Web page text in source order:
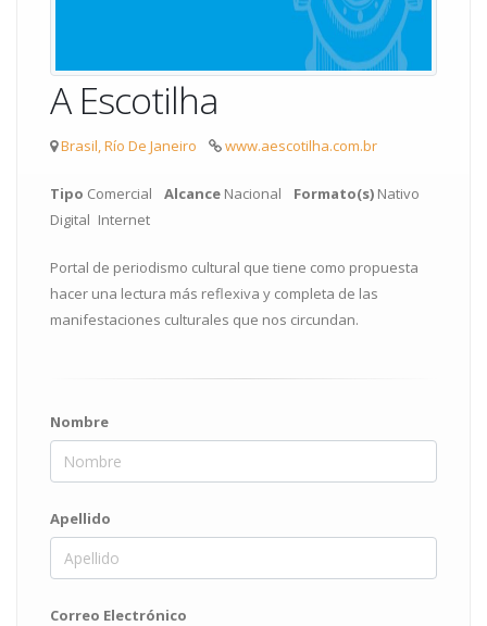
A Escotilha
Brasil, Río De Janeiro www.aescotilha.com.br
Tipo Comercial Alcance Nacional Formato(s) Nativo
Digital Internet
Portal de periodismo cultural que tiene como propuesta
hacer una lectura más reflexiva y completa de las
manifestaciones culturales que nos circundan.
Nombre
Apellido
Correo Electrónico